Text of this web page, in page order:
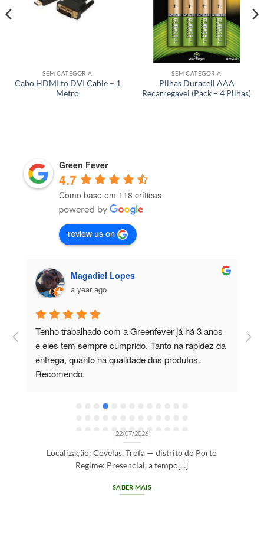
SEM CATEGORIA
Cabo HDMI to DVI Cable – 1
Metro
SEM CATEGORIA
Pilhas Duracell AAA
Recarregavel (Pack – 4 Pilhas)
Green Fever
4.7
Como base em 118 críticas
review us on
Magadiel Lopes
a year ago
Tenho trabalhado com a Greenfever já há 3 anos
e eles tem sempre cumprido. Tanto na rapidez da
entrega, quanto na qualidade dos produtos.
Recomendo.
OPORTUNIDADES DE RECRUTAMENTO SEM CATEGORIA
22/07/2026
Localização: Covelas, Trofa — distrito do Porto
Regime: Presencial, a tempo[...]
SABER MAIS